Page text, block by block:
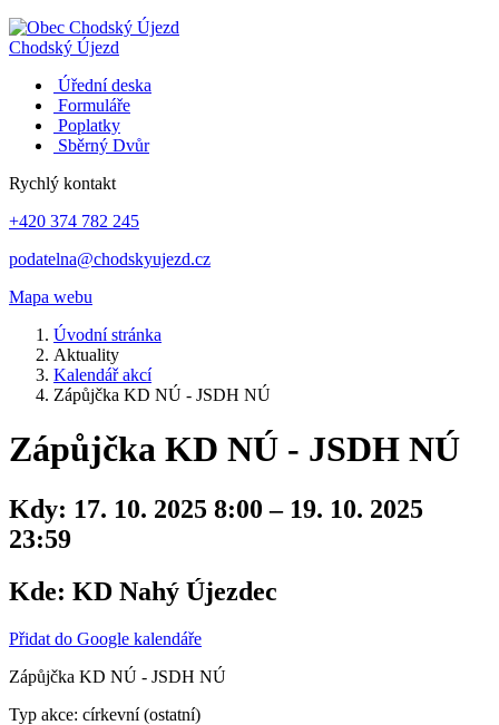
Chodský Újezd
Úřední deska
Formuláře
Poplatky
Sběrný Dvůr
Rychlý kontakt
+420 374 782 245
podatelna@chodskyujezd.cz
Mapa webu
Úvodní stránka
Aktuality
Kalendář akcí
Zápůjčka KD NÚ - JSDH NÚ
Zápůjčka KD NÚ - JSDH NÚ
Kdy: 17. 10. 2025 8:00 – 19. 10. 2025
23:59
Kde: KD Nahý Újezdec
Přidat do Google kalendáře
Zápůjčka KD NÚ - JSDH NÚ
Typ akce: církevní (ostatní)